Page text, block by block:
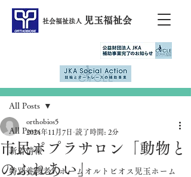
社会福祉法人 児玉福祉会
All Posts
新着情報
特別養護老人ホームオルトビオス児玉ホーム
All Posts
市民ポプラサロン「動物と
のふれあい」
orthobios5
2024年11月7日 読了時間: 2分